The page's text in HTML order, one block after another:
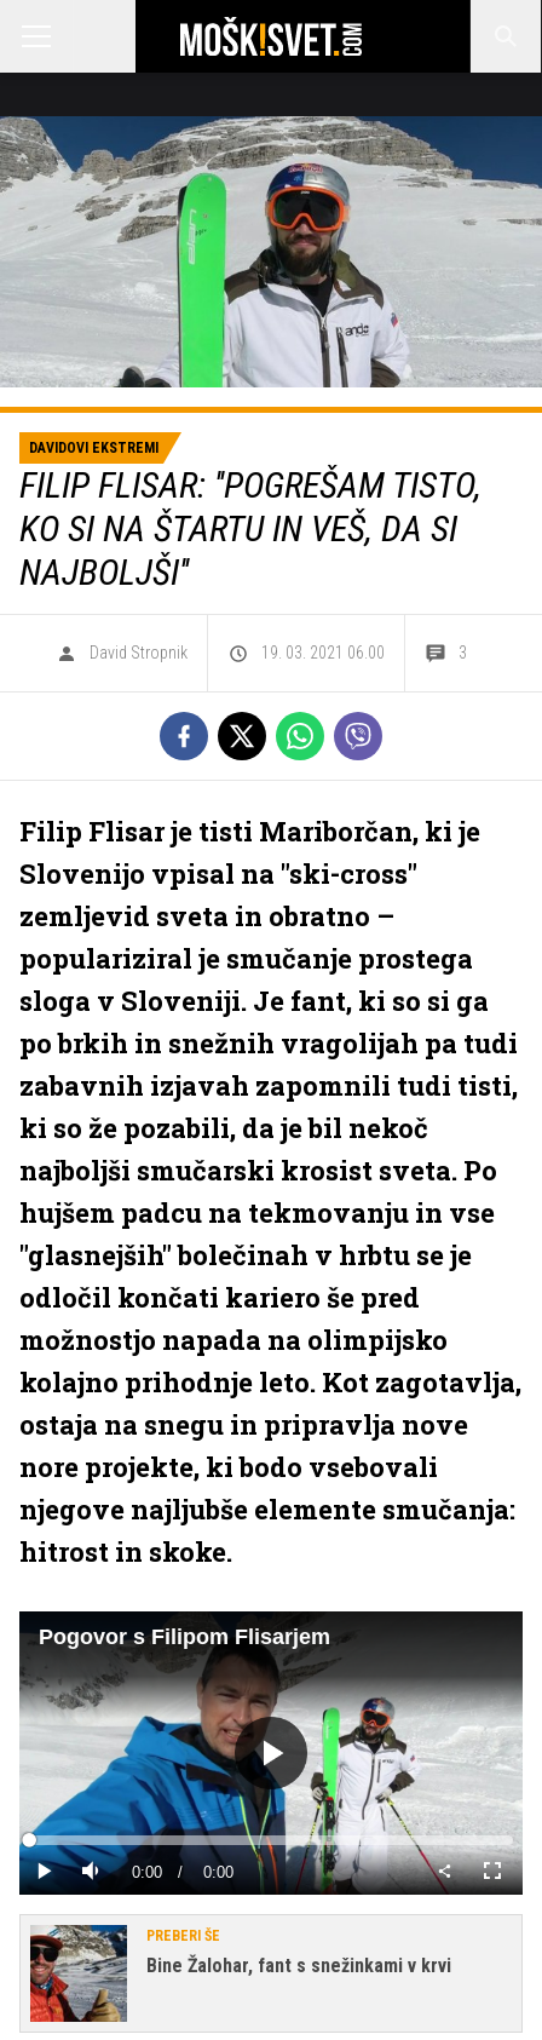
DAVIDOVI EKSTREMI
FILIP FLISAR: ''POGREŠAM TISTO,
KO SI NA ŠTARTU IN VEŠ, DA SI
NAJBOLJŠI''
David Stropnik 19. 03. 2021 06.00 3
Filip Flisar je tisti Mariborčan, ki je
Slovenijo vpisal na "ski-cross"
zemljevid sveta in obratno –
populariziral je smučanje prostega
sloga v Sloveniji. Je fant, ki so si ga
po brkih in snežnih vragolijah pa tudi
zabavnih izjavah zapomnili tudi tisti,
ki so že pozabili, da je bil nekoč
najboljši smučarski krosist sveta. Po
hujšem padcu na tekmovanju in vse
"glasnejših" bolečinah v hrbtu se je
odločil končati kariero še pred
možnostjo napada na olimpijsko
kolajno prihodnje leto. Kot zagotavlja,
ostaja na snegu in pripravlja nove
nore projekte, ki bodo vsebovali
njegove najljubše elemente smučanja:
hitrost in skoke.
Pogovor s Filipom Flisarjem
Predvajaj
Predvajaj
Tiho Current
Time
0:00 / Duration
0:00
Loaded:
0%
način
PREBERI ŠE
Bine Žalohar, fant s snežinkami v krvi